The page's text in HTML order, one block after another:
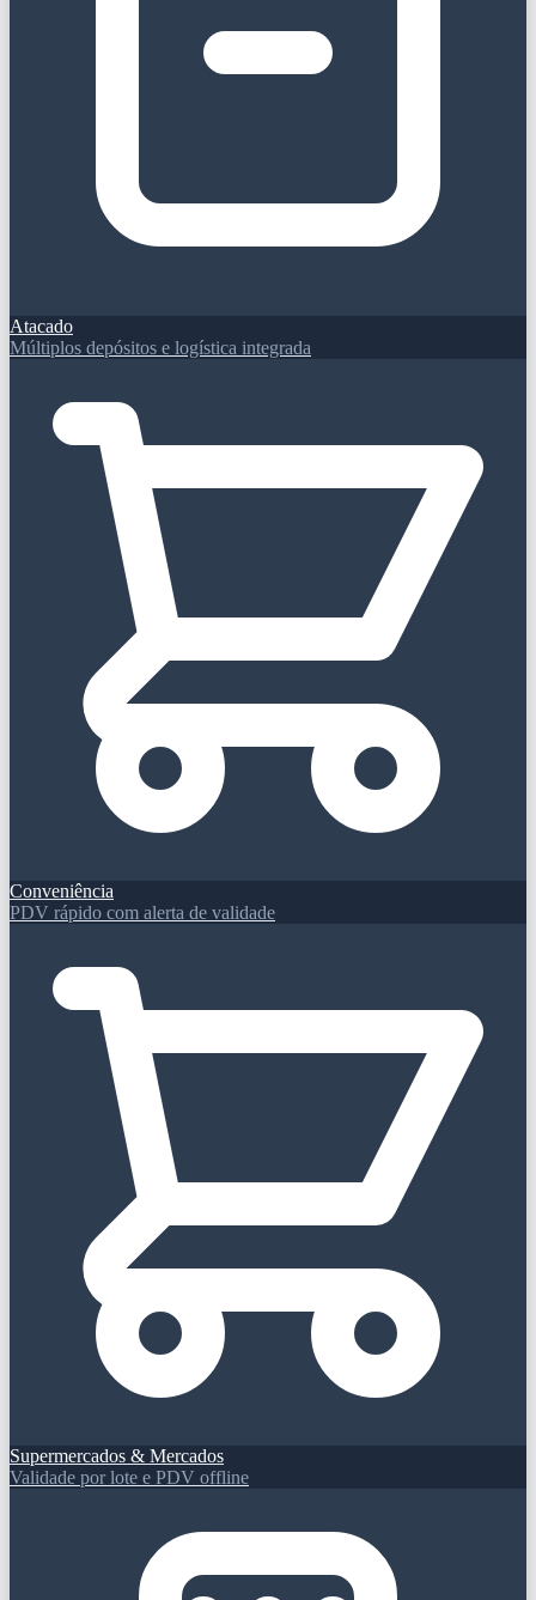
Atacado
Múltiplos depósitos e logística integrada
Conveniência
PDV rápido com alerta de validade
Supermercados & Mercados
Validade por lote e PDV offline